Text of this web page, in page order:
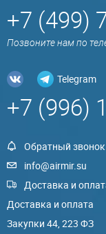
+7 (499)
Позвоните нам по
Telegram
+7 (996)
Обратный звонок
info@airmir.su
Доставка и
Доставка и оплата
Закупки 44, 223 ФЗ